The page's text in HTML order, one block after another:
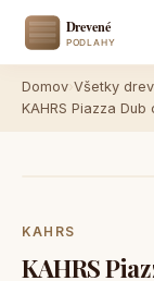
Domov Všetky
KAHRS Piazza Dub
KAHRS
KAHRS